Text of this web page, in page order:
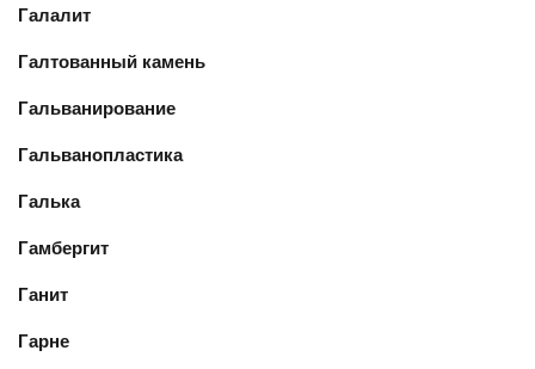
Галалит
Галтованный камень
Гальванирование
Гальванопластика
Галька
Гамбергит
Ганит
Гарне